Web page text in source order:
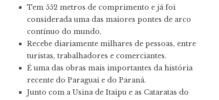
Tem 552 metros de comprimento e já foi
considerada uma das maiores pontes de arco
contínuo do mundo.
Recebe diariamente milhares de pessoas, entre
turistas, trabalhadores e comerciantes.
É uma das obras mais importantes da história
recente do Paraguai e do Paraná.
Junto com a Usina de Itaipu e as Cataratas do